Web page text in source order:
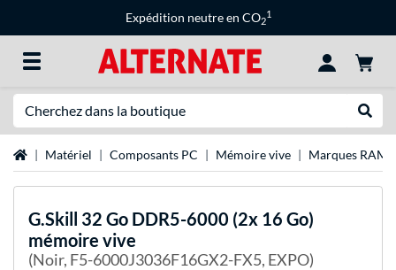
Expédition neutre en CO2
1
Page d'accueil
Matériel Composants PC Mémoire vive Marques RAM
G.Skill 32 Go DDR5-6000 (2x 16 Go)
mémoire vive
(Noir, F5-6000J3036F16GX2-FX5, EXPO)